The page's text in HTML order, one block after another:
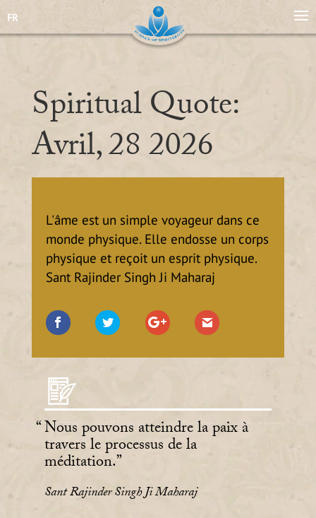
FR
Spiritual Quote:
Avril, 28 2026
L'âme est un simple voyageur dans ce
monde physique. Elle endosse un corps
physique et reçoit un esprit physique.
Sant Rajinder Singh Ji Maharaj
Nous pouvons atteindre la paix à
travers le processus de la
méditation.
Sant Rajinder Singh Ji Maharaj